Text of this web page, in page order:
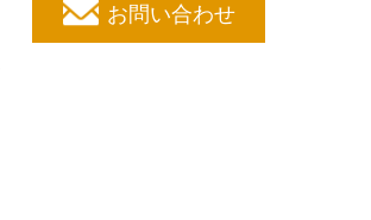
お問い合わせ